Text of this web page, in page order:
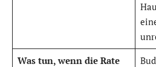
Was tun, wenn die Rate